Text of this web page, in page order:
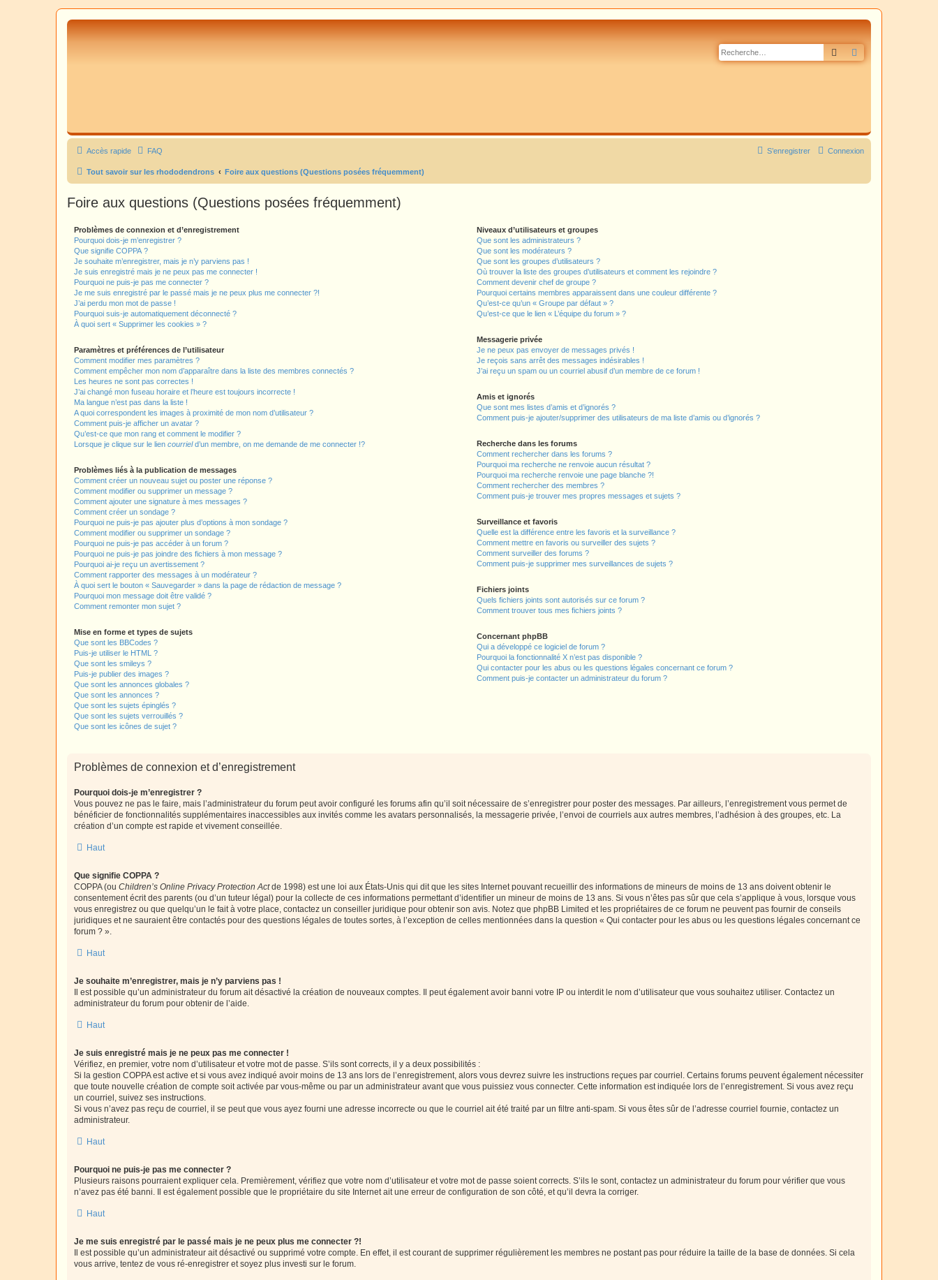
Rechercher
Accès rapide FAQ Connexion
S’enregistrer
Tout savoir sur les rhododendrons Foire aux questions (Questions posées fréquemment)
Foire aux questions (Questions posées fréquemment)
Problèmes de connexion et d’enregistrement
Pourquoi dois-je m’enregistrer ?
Que signifie COPPA ?
Je souhaite m’enregistrer, mais je n’y parviens pas !
Je suis enregistré mais je ne peux pas me connecter !
Pourquoi ne puis-je pas me connecter ?
Je me suis enregistré par le passé mais je ne peux plus me connecter ?!
J’ai perdu mon mot de passe !
Pourquoi suis-je automatiquement déconnecté ?
À quoi sert « Supprimer les cookies » ?
Paramètres et préférences de l’utilisateur
Comment modifier mes paramètres ?
Comment empêcher mon nom d’apparaître dans la liste des membres connectés ?
Les heures ne sont pas correctes !
J’ai changé mon fuseau horaire et l’heure est toujours incorrecte !
Ma langue n’est pas dans la liste !
A quoi correspondent les images à proximité de mon nom d’utilisateur ?
Comment puis-je afficher un avatar ?
Qu’est-ce que mon rang et comment le modifier ?
Lorsque je clique sur le lien courrield’un membre, on me demande de me connecter !?
Problèmes liés à la publication de messages
Comment créer un nouveau sujet ou poster une réponse ?
Comment modifier ou supprimer un message ?
Comment ajouter une signature à mes messages ?
Comment créer un sondage ?
Pourquoi ne puis-je pas ajouter plus d’options à mon sondage ?
Comment modifier ou supprimer un sondage ?
Pourquoi ne puis-je pas accéder à un forum ?
Pourquoi ne puis-je pas joindre des fichiers à mon message ?
Pourquoi ai-je reçu un avertissement ?
Comment rapporter des messages à un modérateur ?
À quoi sert le bouton « Sauvegarder » dans la page de rédaction de message ?
Pourquoi mon message doit être validé ?
Comment remonter mon sujet ?
Mise en forme et types de sujets
Que sont les BBCodes ?
Puis-je utiliser le HTML ?
Que sont les smileys ?
Puis-je publier des images ?
Que sont les annonces globales ?
Que sont les annonces ?
Que sont les sujets épinglés ?
Que sont les sujets verrouillés ?
Que sont les icônes de sujet ?
Niveaux d’utilisateurs et groupes
Que sont les administrateurs ?
Que sont les modérateurs ?
Que sont les groupes d’utilisateurs ?
Où trouver la liste des groupes d’utilisateurs et comment les rejoindre ?
Comment devenir chef de groupe ?
Pourquoi certains membres apparaissent dans une couleur différente ?
Qu’est-ce qu’un « Groupe par défaut » ?
Qu’est-ce que le lien « L’équipe du forum » ?
Messagerie privée
Je ne peux pas envoyer de messages privés !
Je reçois sans arrêt des messages indésirables !
J’ai reçu un spam ou un courriel abusif d’un membre de ce forum !
Amis et ignorés
Que sont mes listes d’amis et d’ignorés ?
Comment puis-je ajouter/supprimer des utilisateurs de ma liste d’amis ou d’ignorés ?
Recherche dans les forums
Comment rechercher dans les forums ?
Pourquoi ma recherche ne renvoie aucun résultat ?
Pourquoi ma recherche renvoie une page blanche ?!
Comment rechercher des membres ?
Comment puis-je trouver mes propres messages et sujets ?
Surveillance et favoris
Quelle est la différence entre les favoris et la surveillance ?
Comment mettre en favoris ou surveiller des sujets ?
Comment surveiller des forums ?
Comment puis-je supprimer mes surveillances de sujets ?
Fichiers joints
Quels fichiers joints sont autorisés sur ce forum ?
Comment trouver tous mes fichiers joints ?
Concernant phpBB
Qui a développé ce logiciel de forum ?
Pourquoi la fonctionnalité X n’est pas disponible ?
Qui contacter pour les abus ou les questions légales concernant ce forum ?
Comment puis-je contacter un administrateur du forum ?
Problèmes de connexion et d’enregistrement
Pourquoi dois-je m’enregistrer ?
Vous pouvez ne pas le faire, mais l’administrateur du forum peut avoir configuré les forums afin qu’il soit nécessaire de s’enregistrer pour poster des messages. Par ailleurs, l’enregistrement vous permet de
bénéficier de fonctionnalités supplémentaires inaccessibles aux invités comme les avatars personnalisés, la messagerie privée, l’envoi de courriels aux autres membres, l’adhésion à des groupes, etc. La
création d’un compte est rapide et vivement conseillée.
Haut
Que signifie COPPA ?
COPPA (ou Children’s Online Privacy Protection Actde 1998) est une loi aux États-Unis qui dit que les sites Internet pouvant recueillir des informations de mineurs de moins de 13 ans doivent obtenir le
consentement écrit des parents (ou d’un tuteur légal) pour la collecte de ces informations permettant d’identifier un mineur de moins de 13 ans. Si vous n’êtes pas sûr que cela s’applique à vous, lorsque vous
vous enregistrez ou que quelqu’un le fait à votre place, contactez un conseiller juridique pour obtenir son avis. Notez que phpBB Limited et les propriétaires de ce forum ne peuvent pas fournir de conseils
juridiques et ne sauraient être contactés pour des questions légales de toutes sortes, à l’exception de celles mentionnées dans la question « Qui contacter pour les abus ou les questions légales concernant ce
forum ? ».
Haut
Je souhaite m’enregistrer, mais je n’y parviens pas !
Il est possible qu’un administrateur du forum ait désactivé la création de nouveaux comptes. Il peut également avoir banni votre IP ou interdit le nom d’utilisateur que vous souhaitez utiliser. Contactez un
administrateur du forum pour obtenir de l’aide.
Haut
Je suis enregistré mais je ne peux pas me connecter !
Vérifiez, en premier, votre nom d’utilisateur et votre mot de passe. S’ils sont corrects, il y a deux possibilités :
Si la gestion COPPA est active et si vous avez indiqué avoir moins de 13 ans lors de l’enregistrement, alors vous devrez suivre les instructions reçues par courriel. Certains forums peuvent également nécessiter
que toute nouvelle création de compte soit activée par vous-même ou par un administrateur avant que vous puissiez vous connecter. Cette information est indiquée lors de l’enregistrement. Si vous avez reçu
un courriel, suivez ses instructions.
Si vous n’avez pas reçu de courriel, il se peut que vous ayez fourni une adresse incorrecte ou que le courriel ait été traité par un filtre anti-spam. Si vous êtes sûr de l’adresse courriel fournie, contactez un
administrateur.
Haut
Pourquoi ne puis-je pas me connecter ?
Plusieurs raisons pourraient expliquer cela. Premièrement, vérifiez que votre nom d’utilisateur et votre mot de passe soient corrects. S’ils le sont, contactez un administrateur du forum pour vérifier que vous
n’avez pas été banni. Il est également possible que le propriétaire du site Internet ait une erreur de configuration de son côté, et qu’il devra la corriger.
Haut
Je me suis enregistré par le passé mais je ne peux plus me connecter ?!
Il est possible qu’un administrateur ait désactivé ou supprimé votre compte. En effet, il est courant de supprimer régulièrement les membres ne postant pas pour réduire la taille de la base de données. Si cela
vous arrive, tentez de vous ré-enregistrer et soyez plus investi sur le forum.